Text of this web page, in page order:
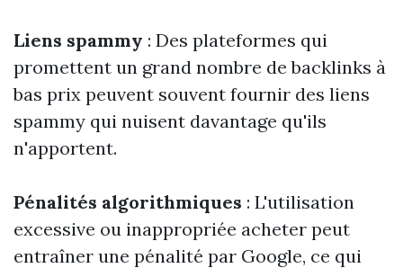
Liens spammy : Des plateformes qui
promettent un grand nombre de backlinks à
bas prix peuvent souvent fournir des liens
spammy qui nuisent davantage qu'ils
n'apportent.
Pénalités algorithmiques : L'utilisation
excessive ou inappropriée acheter peut
entraîner une pénalité par Google, ce qui